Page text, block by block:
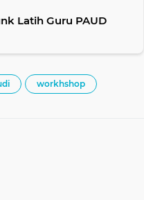
Latih Guru PAUD
workhshop